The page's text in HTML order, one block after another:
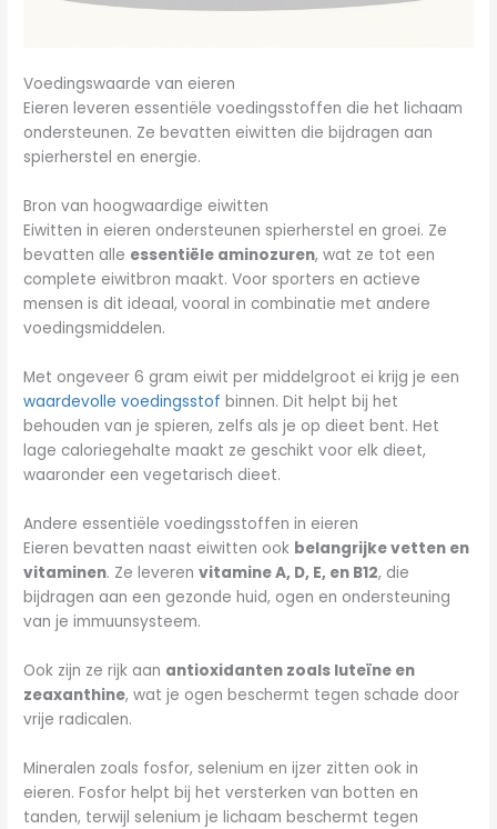
Voedingswaarde van eieren
Eieren leveren essentiële voedingsstoffen die het lichaam
ondersteunen. Ze bevatten eiwitten die bijdragen aan
spierherstel en energie.
Bron van hoogwaardige eiwitten
Eiwitten in eieren ondersteunen spierherstel en groei. Ze
bevatten alle essentiële aminozuren, wat ze tot een
complete eiwitbron maakt. Voor sporters en actieve
mensen is dit ideaal, vooral in combinatie met andere
voedingsmiddelen.
Met ongeveer 6 gram eiwit per middelgroot ei krijg je een
waardevolle voedingsstof binnen. Dit helpt bij het
behouden van je spieren, zelfs als je op dieet bent. Het
lage caloriegehalte maakt ze geschikt voor elk dieet,
waaronder een vegetarisch dieet.
Andere essentiële voedingsstoffen in eieren
Eieren bevatten naast eiwitten ook belangrijke vetten en
vitaminen. Ze leverenvitamine A, D, E, en B12, die
bijdragen aan een gezonde huid, ogen en ondersteuning
van je immuunsysteem.
Ook zijn ze rijk aan antioxidanten zoals luteïne en
zeaxanthine, wat je ogen beschermt tegen schade door
vrije radicalen.
Mineralen zoals fosfor, selenium en ijzer zitten ook in
eieren. Fosfor helpt bij het versterken van botten en
tanden, terwijl selenium je lichaam beschermt tegen